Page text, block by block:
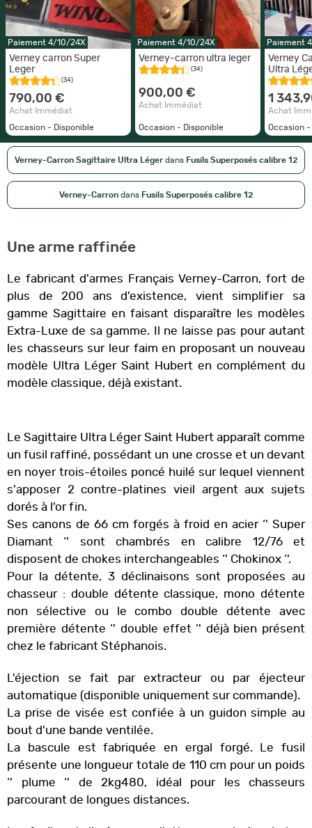
Paiement 4/10/24X
Verney carron Super
Leger
(34)
790,00 €
Achat Immédiat
Occasion - Disponible
Paiement 4/10/24X
Verney-carron ultra leger
(34)
900,00 €
Achat Immédiat
Occasion - Disponible
Paiement
Verney
Ultra
occasion
1
Achat
Occasion -
Verney-Carron Sagittaire Ultra Léger dans Fusils Superposés calibre 12
Verney-Carron dans Fusils Superposés calibre 12
Une arme raffinée
Le fabricant d'armes Français Verney-Carron, fort de
plus de 200 ans d'existence, vient simplifier sa
gamme Sagittaire en faisant disparaître les modèles
Extra-Luxe de sa gamme. Il ne laisse pas pour autant
les chasseurs sur leur faim en proposant un nouveau
modèle Ultra Léger Saint Hubert en complément du
modèle classique, déjà existant.
Le Sagittaire Ultra Léger Saint Hubert apparaît comme
un fusil raffiné, possédant un une crosse et un devant
en noyer trois-étoiles poncé huilé sur lequel viennent
s'apposer 2 contre-platines vieil argent aux sujets
dorés à l'or fin.
Ses canons de 66 cm forgés à froid en acier ‘' Super
Diamant ‘' sont chambrés en calibre 12/76 et
disposent de chokes interchangeables ‘' Chokinox ‘'.
Pour la détente, 3 déclinaisons sont proposées au
chasseur : double détente classique, mono détente
non sélective ou le combo double détente avec
première détente ‘' double effet ‘' déjà bien présent
chez le fabricant Stéphanois.
L'éjection se fait par extracteur ou par éjecteur
automatique (disponible uniquement sur commande).
La prise de visée est confiée à un guidon simple au
bout d'une bande ventilée.
La bascule est fabriquée en ergal forgé.
Le fusil
présente une longueur totale de 110 cm pour un poids
‘' plume ‘' de 2kg480, idéal pour les chasseurs
parcourant de longues distances.